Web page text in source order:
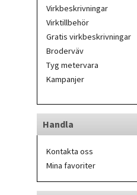
Virkbeskrivningar
Virktillbehör
Gratis virkbeskrivningar
Broderväv
Tyg metervara
Kampanjer
Handla
Kontakta oss
Mina favoriter